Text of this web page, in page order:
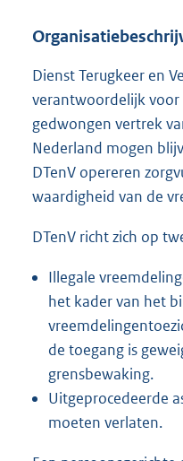
Dienst Terugkeer en
verantwoordelijk voor
gedwongen vertrek
Nederland mogen
DTenV opereren
waardigheid van de
DTenV richt zich op
Illegale
het kader van het
de toegang is
grensbewaking.
Uitgeprocedeerde
moeten verlaten.